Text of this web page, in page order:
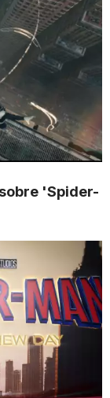
'Spider-